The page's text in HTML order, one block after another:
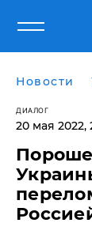
Новости
ДИАЛОГ
20 мая 2022,